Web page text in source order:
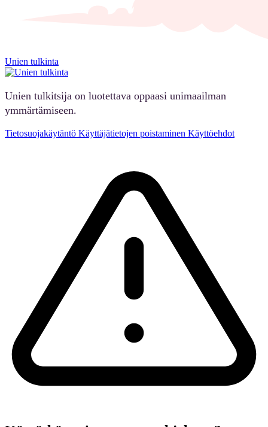
Unien tulkinta
Unien tulkitsija on luotettava oppaasi unimaailman
ymmärtämiseen.
Tietosuojakäytäntö Käyttäjätietojen poistaminen Käyttöehdot